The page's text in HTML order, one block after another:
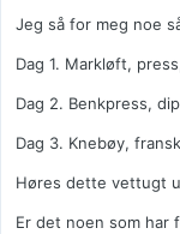
Jeg så for meg noe
Dag 1. Markløft,
Dag 2. Benkpress,
Dag 3. Knebøy,
Høres dette vettugt
Er det noen som har